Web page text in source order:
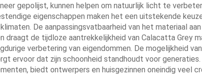
gepolijst, kunnen helpen om natuurlijk licht te
eigenschappen maken het een uitstekende
De aanpassingsvatbaarheid van het materiaal
de tijdloze aantrekkelijkheid van Calacatta Grey
verbetering van eigendommen. De mogelijkheid
ervoor dat zijn schoonheid standhoudt voor generaties.
biedt ontwerpers en huisgezinnen oneindig veel